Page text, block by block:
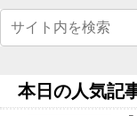
Powered by
な船上にいるよね他
【画像】 避難所の
【画像】 マスパン
ラ NEW!
本日の人気記